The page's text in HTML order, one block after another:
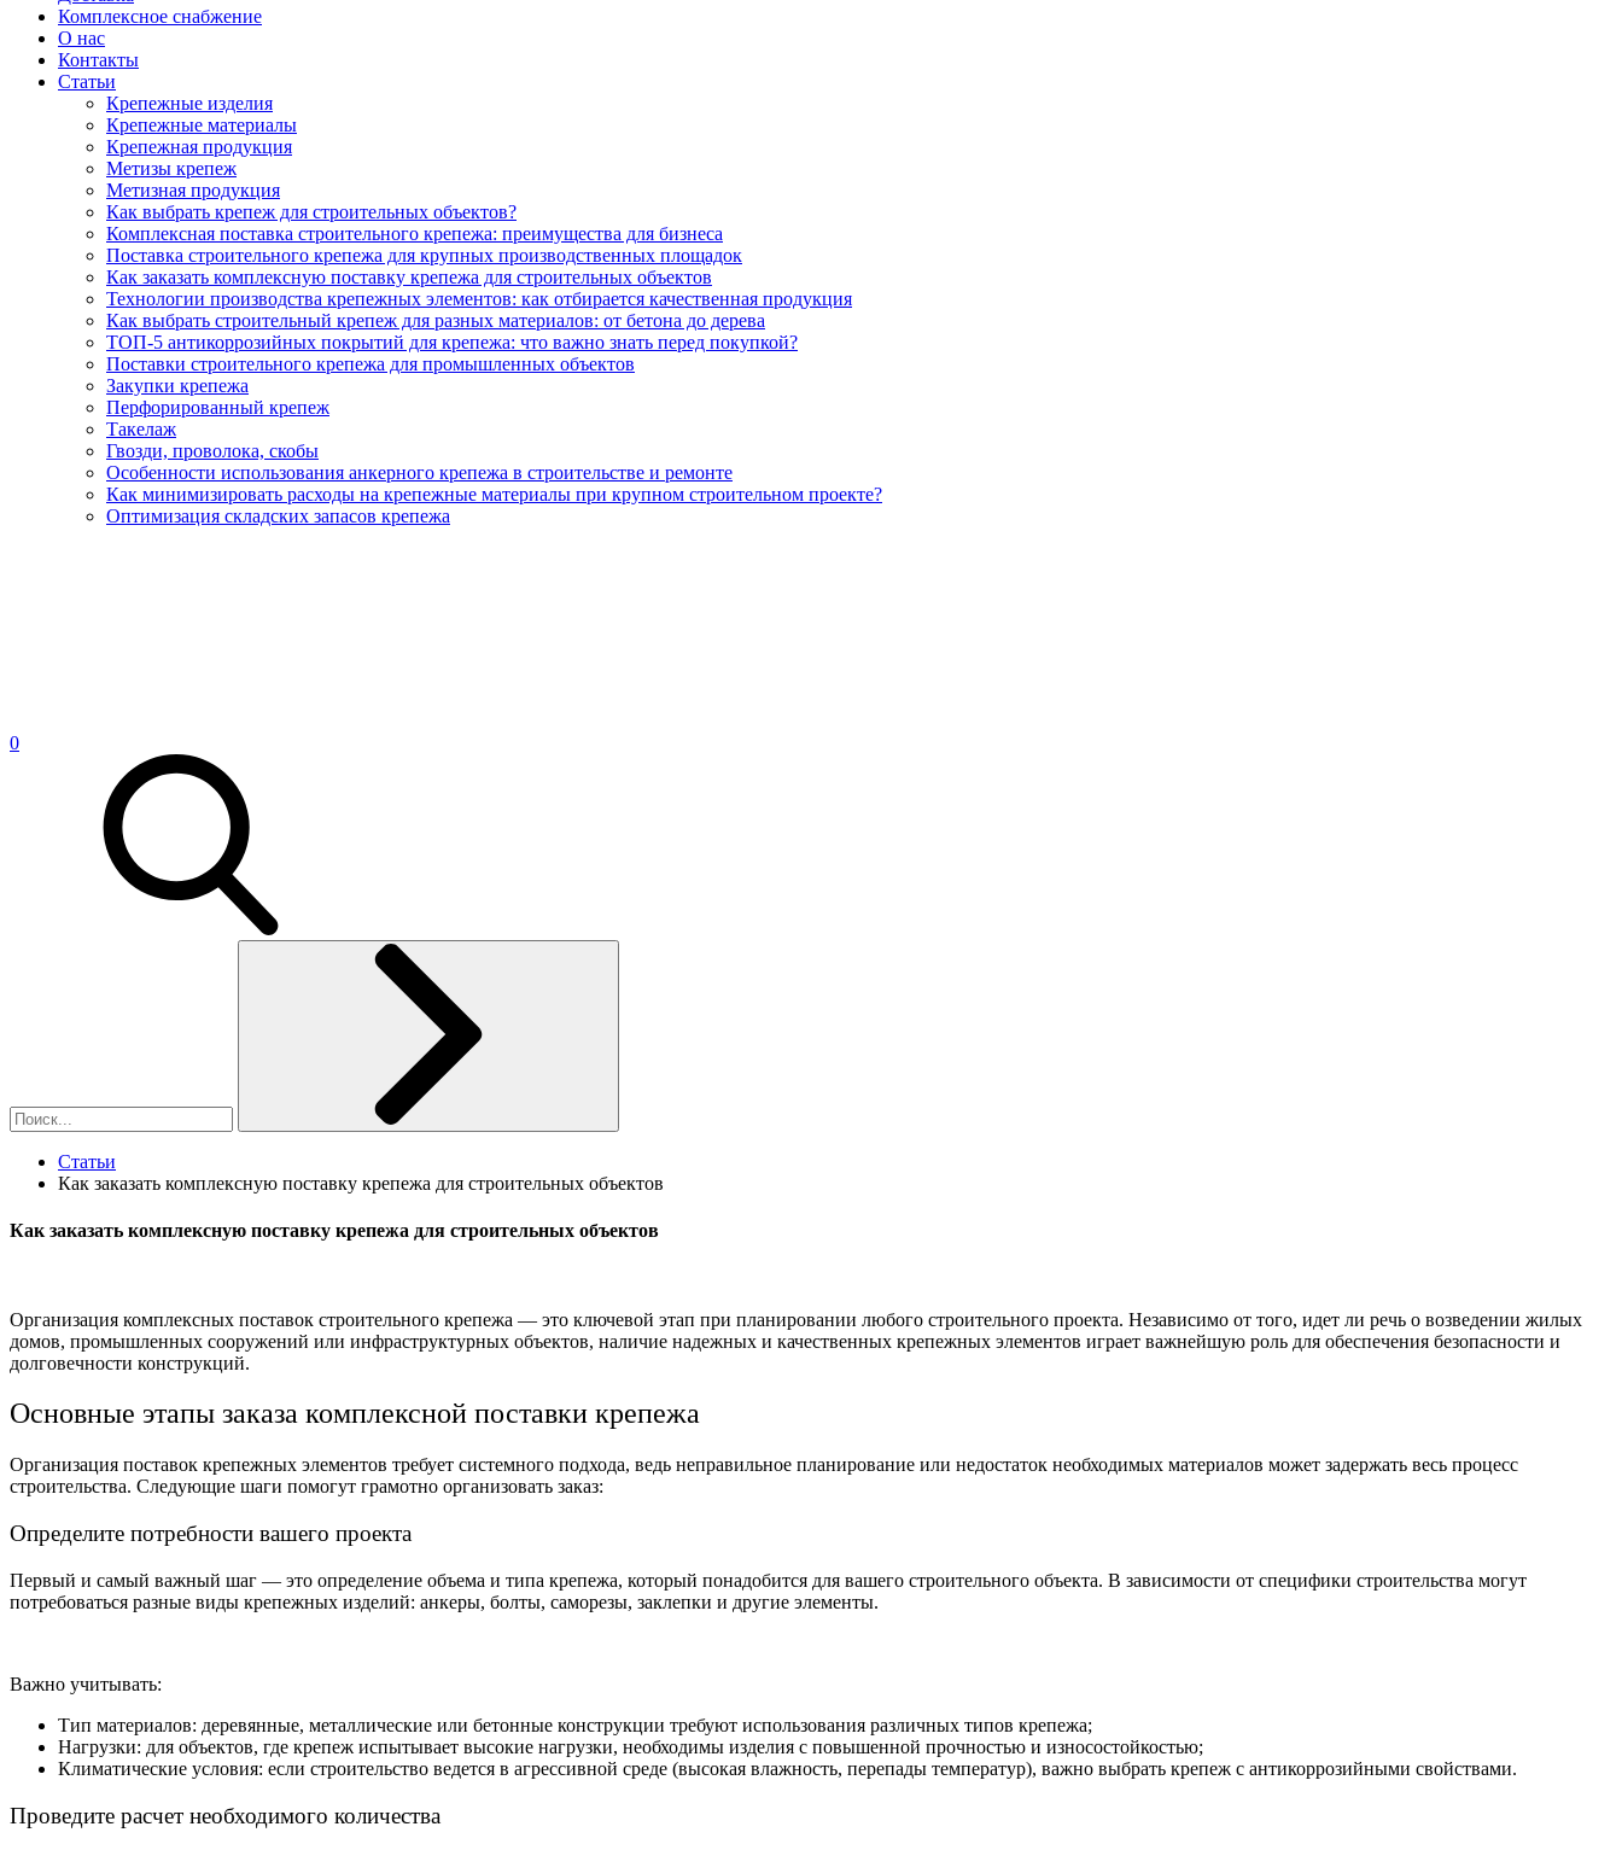
Комплексное снабжение
О нас
Контакты
Статьи
Крепежные изделия
Крепежные материалы
Крепежная продукция
Метизы крепеж
Метизная продукция
Как выбрать крепеж для строительных объектов?
Комплексная поставка строительного крепежа: преимущества для бизнеса
Поставка строительного крепежа для крупных производственных площадок
Как заказать комплексную поставку крепежа для строительных объектов
Технологии производства крепежных элементов: как отбирается качественная продукция
Как выбрать строительный крепеж для разных материалов: от бетона до дерева
ТОП-5 антикоррозийных покрытий для крепежа: что важно знать перед покупкой?
Поставки строительного крепежа для промышленных объектов
Закупки крепежа
Перфорированный крепеж
Такелаж
Гвозди, проволока, скобы
Особенности использования анкерного крепежа в строительстве и ремонте
Как минимизировать расходы на крепежные материалы при крупном строительном проекте?
Оптимизация складских запасов крепежа
0
Статьи
Как заказать комплексную поставку крепежа для строительных объектов
Как заказать комплексную поставку крепежа для строительных объектов
Организация комплексных поставок строительного крепежа — это ключевой этап при планировании любого строительного проекта. Независимо от того, идет ли речь о возведении жилых
домов, промышленных сооружений или инфраструктурных объектов, наличие надежных и качественных крепежных элементов играет важнейшую роль для обеспечения безопасности и
долговечности конструкций.
Основные этапы заказа комплексной поставки крепежа
Организация поставок крепежных элементов требует системного подхода, ведь неправильное планирование или недостаток необходимых материалов может задержать весь процесс
строительства. Следующие шаги помогут грамотно организовать заказ:
Определите потребности вашего проекта
Первый и самый важный шаг — это определение объема и типа крепежа, который понадобится для вашего строительного объекта. В зависимости от специфики строительства могут
потребоваться разные виды крепежных изделий: анкеры, болты, саморезы, заклепки и другие элементы.
Важно учитывать:
Тип материалов: деревянные, металлические или бетонные конструкции требуют использования различных типов крепежа;
Нагрузки: для объектов, где крепеж испытывает высокие нагрузки, необходимы изделия с повышенной прочностью и износостойкостью;
Климатические условия: если строительство ведется в агрессивной среде (высокая влажность, перепады температур), важно выбрать крепеж с антикоррозийными свойствами.
Проведите расчет необходимого количества